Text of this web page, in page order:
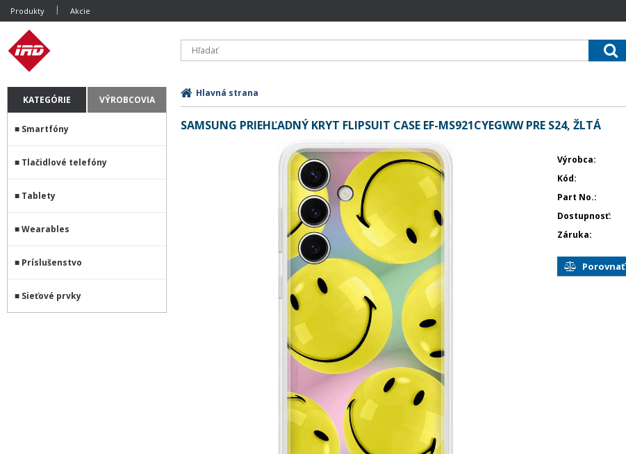
Produkty Akcie
KATEGÓRIE VÝROBCOVIA
Smartfóny
Tlačidlové telefóny
Tablety
Wearables
Príslušenstvo
Sieťové prvky
Hlavná strana
SAMSUNG PRIEHĽADNÝ KRYT FLIPSUIT CASE EF-MS921CYEGWW PRE S24, ŽLTÁ
Výrobca
Kód
Part No.
Dostupnosť
Záruka
Porovnať